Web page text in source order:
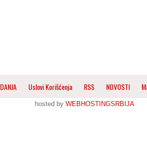
Uslovi Korišćenja RSS NOVOSTI
hosted by WEBHOSTINGSRBIJA